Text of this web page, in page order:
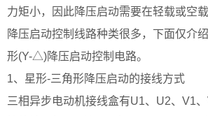
力矩小，因此降压启动需要在轻载或空载
降压启动控制线路种类很多，下面仅介
形(Y-△)降压启动控制电路。
1、星形-三角形降压启动的接线方式
三相异步电动机接线盒有U1、U2、V1